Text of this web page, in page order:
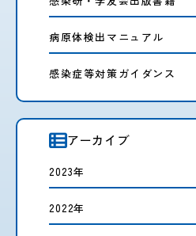
病原体検出マニュアル
感染症等対策ガイダンス
アーカイブ
2023年
2022年